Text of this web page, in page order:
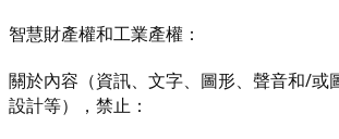
智慧財產權和工業產權：
關於內容（資訊、文字、圖形、聲音和/或
設計等），禁止：